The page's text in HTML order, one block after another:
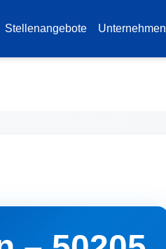
Stellenangebote Unternehmen